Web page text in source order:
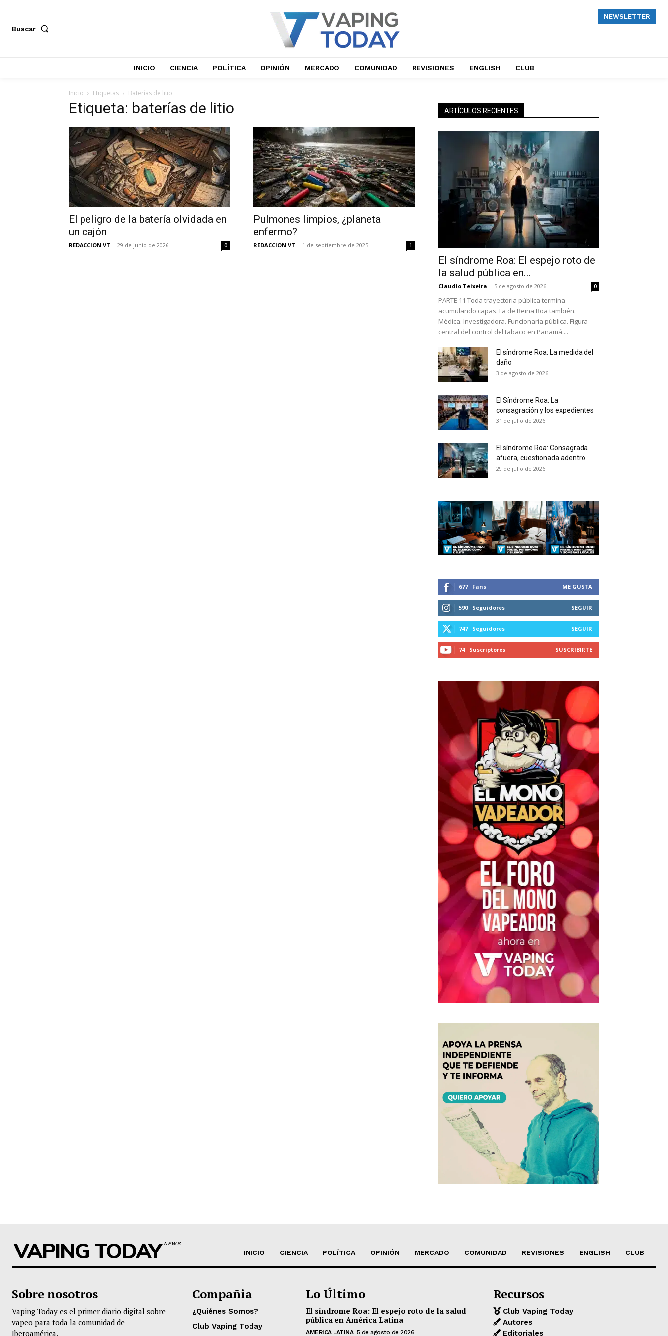
No te pierdas de las últimas
Suscríbete a nuestro boletín diario y recibe todas las
noticias del vapeo y la reducción de daños en tu correo
Subscribe to our daily clipping and receive all the news
of vaping and tobacco harm reduction in your email.
Buscar
NEWSLETTER
INICIO CIENCIA POLÍTICA OPINIÓN MERCADO COMUNIDAD REVISIONES ENGLISH CLUB
Inicio Etiquetas Baterías de litio
Etiqueta: baterías de litio
El peligro de la batería olvidada en
un cajón
REDACCION VT - 29 de junio de 2026 0
Pulmones limpios, ¿planeta
enfermo?
REDACCION VT - 1 de septiembre de 2025 1
ARTÍCULOS RECIENTES
El síndrome Roa: El espejo roto de
la salud pública en...
Claudio Teixeira - 5 de agosto de 2026 0
PARTE 11 Toda trayectoria pública termina
acumulando capas. La de Reina Roa también.
Médica. Investigadora. Funcionaria pública. Figura
central del control del tabaco en Panamá....
El síndrome Roa: La medida del
daño
3 de agosto de 2026
El Síndrome Roa: La
consagración y los expedientes
31 de julio de 2026
El síndrome Roa: Consagrada
afuera, cuestionada adentro
29 de julio de 2026
677 Fans ME GUSTA
590 Seguidores SEGUIR
747 Seguidores SEGUIR
74 Suscriptores SUSCRIBIRTE
VAPING TODAYNEWS
INICIO CIENCIA POLÍTICA OPINIÓN MERCADO COMUNIDAD REVISIONES ENGLISH CLUB
Sobre nosotros
Vaping Today es el primer diario digital sobre
vapeo para toda la comunidad de
Iberoamérica.
Compañia
¿Quiénes Somos?
Club Vaping Today
Lo Último
El síndrome Roa: El espejo roto de la salud
pública en América Latina
AMERICA LATINA 5 de agosto de 2026
Recursos
Club Vaping Today
Autores
Editoriales